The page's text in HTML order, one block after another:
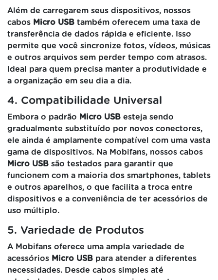
Além de carregarem seus dispositivos, nossos
cabos Micro USB também oferecem uma taxa de
transferência de dados rápida e eficiente. Isso
permite que você sincronize fotos, vídeos, músicas
e outros arquivos sem perder tempo com atrasos.
Ideal para quem precisa manter a produtividade e
a organização em seu dia a dia.
4. Compatibilidade Universal
Embora o padrão Micro USB esteja sendo
gradualmente substituído por novos conectores,
ele ainda é amplamente compatível com uma vasta
gama de dispositivos. Na Mobifans, nossos cabos
Micro USB são testados para garantir que
funcionem com a maioria dos smartphones, tablets
e outros aparelhos, o que facilita a troca entre
dispositivos e a conveniência de ter acessórios de
uso múltiplo.
5. Variedade de Produtos
A Mobifans oferece uma ampla variedade de
acessórios Micro USB para atender a diferentes
necessidades. Desde cabos simples até